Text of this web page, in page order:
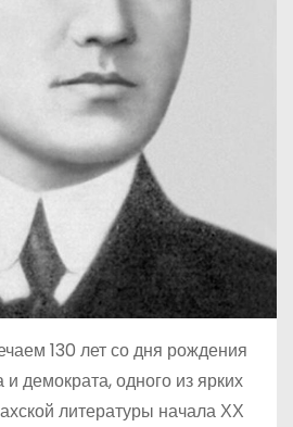
130 лет со дня рождения
демократа, одного из ярких
литературы начала ХХ